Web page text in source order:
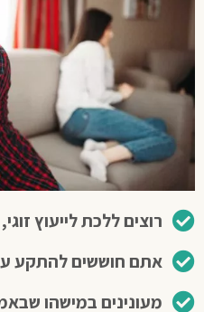
רוצים ללכת לייעוץ
אתם חוששים להתקע
מעונינים במישהו